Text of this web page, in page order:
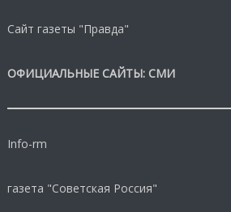
Сайт газеты "Правда"
ОФИЦИАЛЬНЫЕ САЙТЫ: СМИ
Info-rm
газета "Советская Россия"